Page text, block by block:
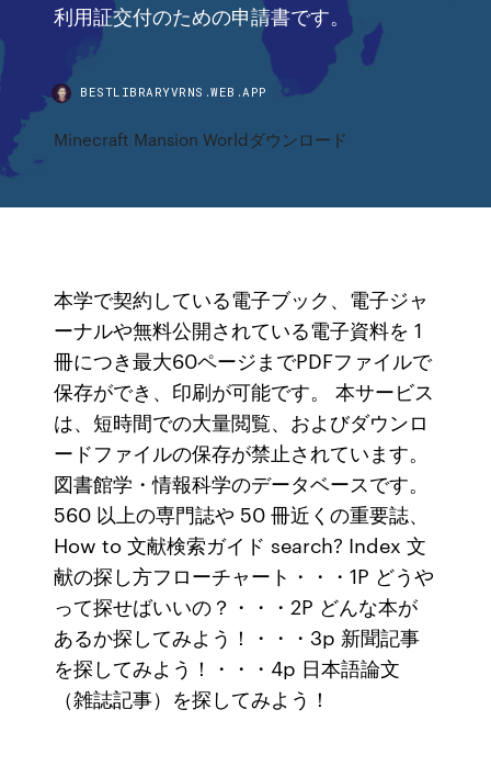
利用証交付のための申請書です。
BESTLIBRARYVRNS.WEB.APP
Minecraft Mansion Worldダウンロード
本学で契約している電子ブック、電子ジャ
ーナルや無料公開されている電子資料を 1
冊につき最大60ページまでPDFファイルで
保存ができ、印刷が可能です。 本サービス
は、短時間での大量閲覧、およびダウンロ
ードファイルの保存が禁止されています。
図書館学・情報科学のデータベースです。
560 以上の専門誌や 50 冊近くの重要誌、
How to 文献検索ガイド search? Index 文
献の探し方フローチャート・・・1P どうや
って探せばいいの？・・・2P どんな本が
あるか探してみよう！・・・3p 新聞記事
を探してみよう！・・・4p 日本語論文
（雑誌記事）を探してみよう！